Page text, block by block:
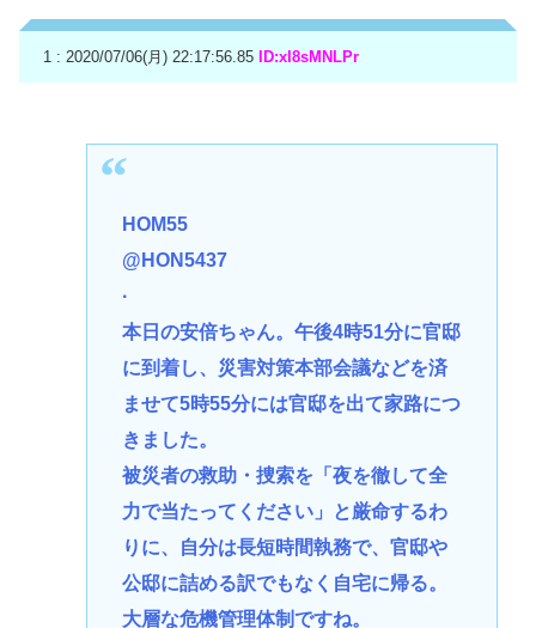
1 : 2020/07/06(月) 22:17:56.85 ID:xI8sMNLPr
HOM55
@HON5437
·
本日の安倍ちゃん。午後4時51分に官邸
に到着し、災害対策本部会議などを済
ませて5時55分には官邸を出て家路につ
きました。
被災者の救助・捜索を「夜を徹して全
力で当たってください」と厳命するわ
りに、自分は長短時間執務で、官邸や
公邸に詰める訳でもなく自宅に帰る。
大層な危機管理体制ですね。